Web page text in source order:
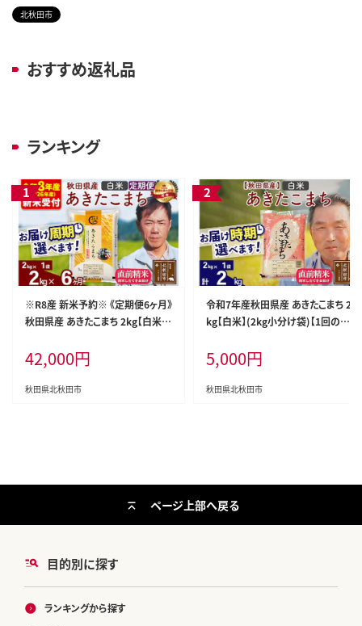
北秋田市
おすすめ返礼品
ランキング
※R8産 新米予約※ 《定期便6ヶ月》
秋田県産 あきたこまち 2kg【白米】
産 お届け周期調整可能 隔月に調
整OK お米 みそらファーム [みそら
ファーム 秋田 お米 あきたこまち 米
42,000円
秋田県北秋田市
令和7年産秋田県産 あきたこまち 2
kg【白米】(2kg小分け袋)【1回のみ
る お米 おおもり [おおもり 秋田 お
米 あきたこまち 米どころ 東北 北秋
田市]
5,000円
秋田県北秋田市
目的別に探す
ランキングから探す
ページ上部へ戻る